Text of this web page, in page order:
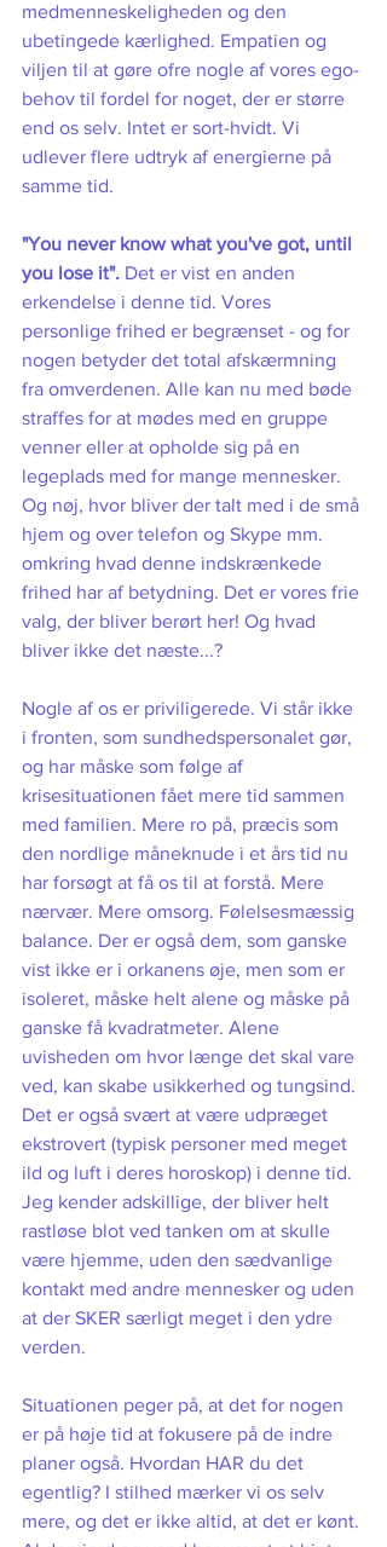
medmenneskeligheden og den
ubetingede kærlighed. Empatien og
viljen til at gøre ofre nogle af vores ego-
behov til fordel for noget, der er større
end os selv. Intet er sort-hvidt. Vi
udlever flere udtryk af energierne på
samme tid.
"You never know what you've got, until
you lose it". Det er vist en anden
erkendelse i denne tid. Vores
personlige frihed er begrænset - og for
nogen betyder det total afskærmning
fra omverdenen. Alle kan nu med bøde
straffes for at mødes med en gruppe
venner eller at opholde sig på en
legeplads med for mange mennesker.
Og nøj, hvor bliver der talt med i de små
hjem og over telefon og Skype mm.
omkring hvad denne indskrænkede
frihed har af betydning. Det er vores frie
valg, der bliver berørt her! Og hvad
bliver ikke det næste...?
Nogle af os er priviligerede. Vi står ikke
i fronten, som sundhedspersonalet gør,
og har måske som følge af
krisesituationen fået mere tid sammen
med familien. Mere ro på, præcis som
den nordlige måneknude i et års tid nu
har forsøgt at få os til at forstå. Mere
nærvær. Mere omsorg. Følelsesmæssig
balance. Der er også dem, som ganske
vist ikke er i orkanens øje, men som er
isoleret, måske helt alene og måske på
ganske få kvadratmeter. Alene
uvisheden om hvor længe det skal vare
ved, kan skabe usikkerhed og tungsind.
Det er også svært at være udpræget
ekstrovert (typisk personer med meget
ild og luft i deres horoskop) i denne tid.
Jeg kender adskillige, der bliver helt
rastløse blot ved tanken om at skulle
være hjemme, uden den sædvanlige
kontakt med andre mennesker og uden
at der SKER særligt meget i den ydre
verden.
Situationen peger på, at det for nogen
er på høje tid at fokusere på de indre
planer også. Hvordan HAR du det
egentlig? I stilhed mærker vi os selv
mere, og det er ikke altid, at det er kønt.